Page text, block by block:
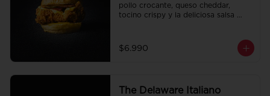
pollo crocante, queso cheddar,
tocino crispy y la deliciosa salsa
$6.990
The Delaware Italiano